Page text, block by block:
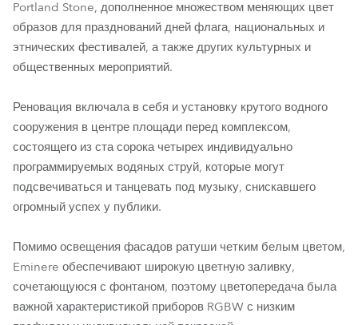
Portland Stone, дополненное множеством меняющих цвет
образов для празднований дней флага, национальных и
этнических фестивалей, а также других культурных и
общественных мероприятий.
Реновация включала в себя и установку крутого водного
сооружения в центре площади перед комплексом,
состоящего из ста сорока четырех индивидуально
программируемых водяных струй, которые могут
подсвечиваться и танцевать под музыку, снискавшего
огромный успех у публики.
Помимо освещения фасадов ратуши четким белым цветом,
Eminere обеспечивают широкую цветную заливку,
сочетающуюся с фонтаном, поэтому цветопередача была
важной характеристикой приборов RGBW с низким